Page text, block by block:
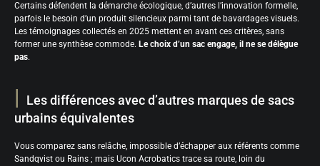
Certains défendent la démarche écologique, d’autres l’innovation formelle,
parfois le besoin d’un produit silencieux parmi tant de bavardages visuels.
Les témoignages collectés en 2025 mettent en avant ces critères, sans
former une synthèse commode. Le choix d’un sac engage, il ne se délègue
pas.
Les différences avec d’autres marques de sacs
urbains équivalentes
Vous comparez sans relâche, impossible d’échapper aux référents comme
Sandqvist ou Rains ; mais Ucon Acrobatics trace sa route, loin du